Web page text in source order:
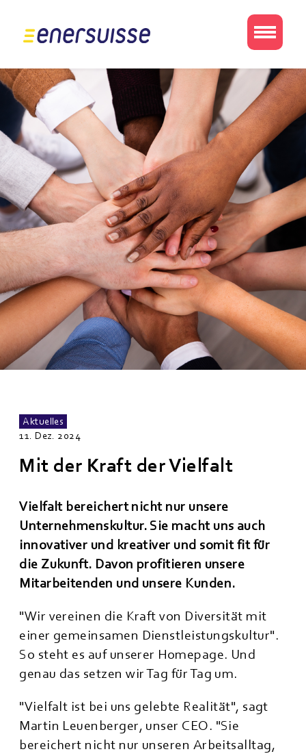
Aktuelles
11. Dez. 2024
Mit der Kraft der Vielfalt
Vielfalt bereichert nicht nur unsere
Unternehmenskultur. Sie macht uns auch
innovativer und kreativer und somit fit für
die Zukunft. Davon profitieren unsere
Mitarbeitenden und unsere Kunden.
"Wir vereinen die Kraft von Diversität mit
einer gemeinsamen Dienstleistungskultur".
So steht es auf unserer Homepage. Und
genau das setzen wir Tag für Tag um.
"Vielfalt ist bei uns gelebte Realität", sagt
Martin Leuenberger, unser CEO. "Sie
bereichert nicht nur unseren Arbeitsalltag,